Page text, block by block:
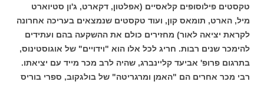
טקסטים פילוסופים קלאסיים (אפלטון, דקארט, ג'ון סטיוארט
מיל, הארט, תומאס קון, ועוד טקסטים שנמצאים בעריכה אחרונה
לקראת יציאה לאור) מחזירים כולם את ההשקעה בהם ועתידים
להימכר שנים רבות. חריג לכל אלו הוא "וידויים" של אוגוסטינוס,
בתרגום פרופ' אביעד קליינברג, שהיה לרב מכר מייד עם יציאתו.
רבי מכר אחרים הם "האמן ומרגריטה" של בולגקוב, ספרי בוריס